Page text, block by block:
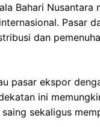
Bahari Nusantara
Pasar
dan
pasar ekspor
ini
sekaligus